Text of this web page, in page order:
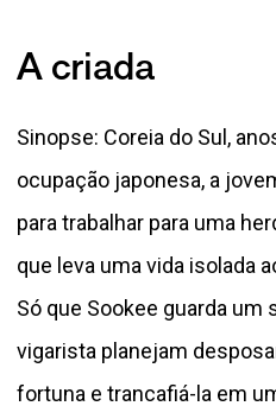
A criada
Sinopse: Coreia do Sul,
ocupação japonesa, a
para trabalhar para uma
que leva uma vida isolada
Só que Sookee guarda um
vigarista planejam
fortuna e trancafiá-la em